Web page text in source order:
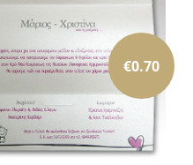
€0.70